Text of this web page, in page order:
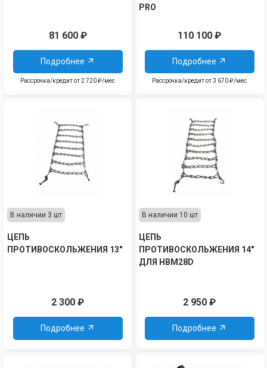
81 600₽
Подробнее
Рассрочка/кредит от 2 720 ₽/мес
PRO
110 100 ₽
Подробнее
Рассрочка/кредит от 3 670 ₽/мес
В наличии 3 шт
ЦЕПЬ
ПРОТИВОСКОЛЬЖЕНИЯ 13"
2 300 ₽
Подробнее
В наличии 10 шт
ЦЕПЬ
ПРОТИВОСКОЛЬЖЕНИЯ 14"
ДЛЯ HBM28D
2 950 ₽
Подробнее